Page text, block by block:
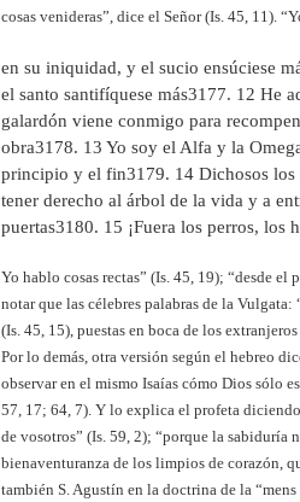
cosas venideras”, dice el Señor (Is. 45, 11).
en su iniquidad, y el sucio ensúciese
el santo santifíquese más3177. 12 He
galardón viene conmigo para
obra3178. 13 Yo soy el Alfa y la
principio y el fin3179. 14 Dichosos los
tener derecho al árbol de la vida y a
puertas3180. 15 ¡Fuera los perros, los
Yo hablo cosas rectas” (Is. 45, 19); “desde
notar que las célebres palabras de la
(Is. 45, 15), puestas en boca de los
Por lo demás, otra versión según el hebreo
observar en el mismo Isaías cómo Dios sólo
57, 17; 64, 7). Y lo explica el profeta
de vosotros” (Is. 59, 2); “porque la sabiduría
bienaventuranza de los limpios de corazón,
también S. Agustín en la doctrina de la